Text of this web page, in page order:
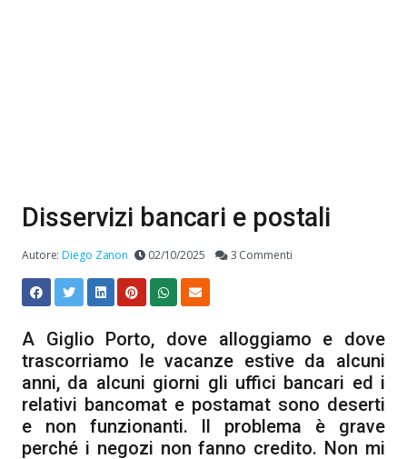
Disservizi bancari e postali
Autore:Diego Zanon 02/10/2025 3 Commenti
A Giglio Porto, dove alloggiamo e dove
trascorriamo le vacanze estive da alcuni
anni, da alcuni giorni gli uffici bancari ed i
relativi bancomat e postamat sono deserti
e non funzionanti. Il problema è grave
perché i negozi non fanno credito. Non mi